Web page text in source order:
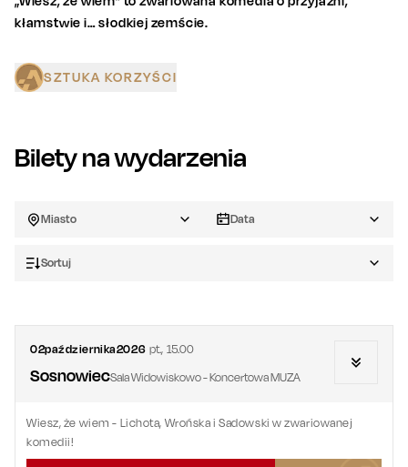
kłamstwie i… słodkiej zemście.
SZTUKA KORZYŚCI
Bilety na wydarzenia
Miasto Data
Sortuj
02października2026 pt.,15.00
SosnowiecSala Widowiskowo - Koncertowa MUZA
Wiesz, że wiem - Lichota, Wrońska i Sadowski w zwariowanej
komedii!